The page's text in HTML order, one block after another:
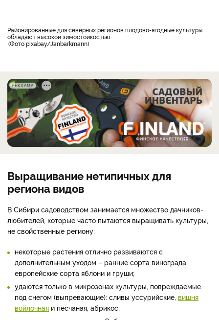
районированные для северных регионов плодово-ягодные культуры
обладают высокой зимостойкостью
Фото pixabay/Janbarkmann
РЕКЛАМА
Выращивание нетипичных для
региона видов
В Сибири садоводством занимается множество дачников-
любителей, которые часто пытаются выращивать культуры,
не свойственные региону:
некоторые растения отлично развиваются с
дополнительным уходом – ранние сорта винограда,
европейские сорта яблони и груши;
удаются только в микрозонах культуры, повреждаемые
под снегом (выпревающие): сливы уссурийские, вишня
войлочная и песчаная, абрикос;